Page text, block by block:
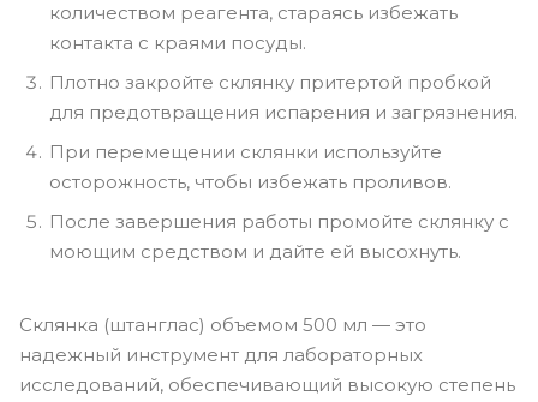
количеством реагента, стараясь избежать
контакта с краями посуды.
Плотно закройте склянку притертой пробкой
для предотвращения испарения и загрязнения.
При перемещении склянки используйте
осторожность, чтобы избежать проливов.
После завершения работы промойте склянку с
моющим средством и дайте ей высохнуть.
Склянка (штанглас) объемом 500 мл — это
надежный инструмент для лабораторных
исследований, обеспечивающий высокую степень